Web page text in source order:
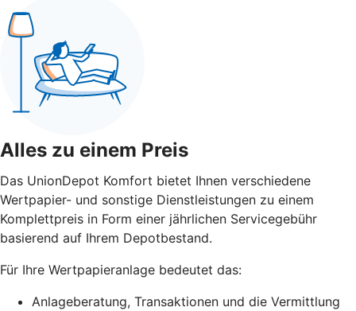
Alles zu einem Preis
Das UnionDepot Komfort bietet Ihnen verschiedene
Wertpapier- und sonstige Dienstleistungen zu einem
Komplettpreis in Form einer jährlichen Servicegebühr
basierend auf Ihrem Depotbestand.
Für Ihre Wertpapieranlage bedeutet das:
Anlageberatung, Transaktionen und die Vermittlung